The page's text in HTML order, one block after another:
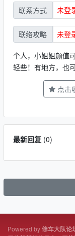
联系方式 未登
联络攻略 未登
个人，小姐姐颜值
轻些！有地方，也
点击
最新回复(0)
Powered by修车大队论